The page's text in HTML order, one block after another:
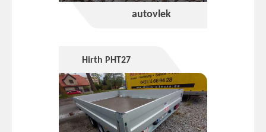
autovlek
Hirth PHT27